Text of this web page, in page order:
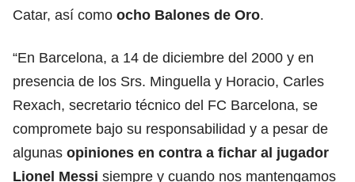
Catar, así como ocho Balones de Oro.
“En Barcelona, a 14 de diciembre del 2000 y en
presencia de los Srs. Minguella y Horacio, Carles
Rexach, secretario técnico del FC Barcelona, se
compromete bajo su responsabilidad y a pesar de
algunas opiniones en contra a fichar al jugador
Lionel Messi siempre y cuando nos mantengamos